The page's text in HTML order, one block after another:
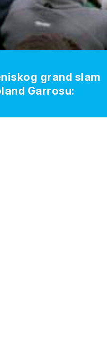
grand slam
Garrosu: